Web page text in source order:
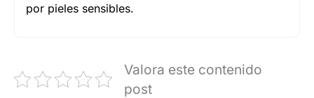
por pieles sensibles.
Valora este contenido
post